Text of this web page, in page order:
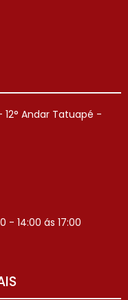
Andar Tatuapé -
- 14:00 ás 17:00